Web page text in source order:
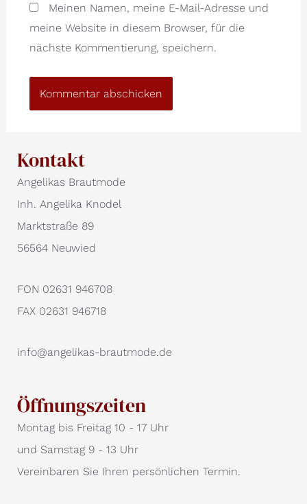
Meinen Namen, meine E-Mail-Adresse und
meine Website in diesem Browser, für die
nächste Kommentierung, speichern.
Kontakt
Angelikas Brautmode
Inh. Angelika Knodel
Marktstraße 89
56564 Neuwied
FON 02631 946708
FAX 02631 946718
info@angelikas-brautmode.de
Öffnungszeiten
Montag bis Freitag 10 - 17 Uhr
und Samstag 9 - 13 Uhr
Vereinbaren Sie Ihren persönlichen Termin.